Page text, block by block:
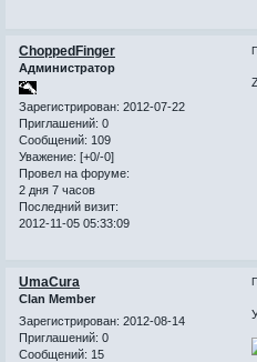
ChoppedFinger
Администратор
Зарегистрирован: 2012-07-22
Приглашений: 0
Сообщений: 109
Уважение: [+0/-0]
Провел на форуме:
2 дня 7 часов
Последний визит:
2012-11-05 05:33:09
UmaCura
Clan Member
Зарегистрирован: 2012-08-14
Приглашений: 0
Сообщений: 15